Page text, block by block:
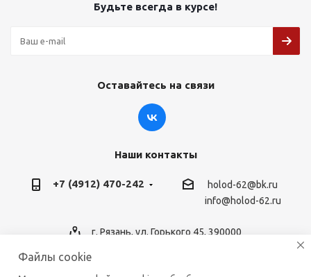
Будьте всегда в курсе!
Оставайтесь на связи
Наши контакты
+7 (4912) 470-242
holod-62@bk.ru
info@holod-62.ru
г. Рязань, ул. Горького 45, 390000
Файлы cookie